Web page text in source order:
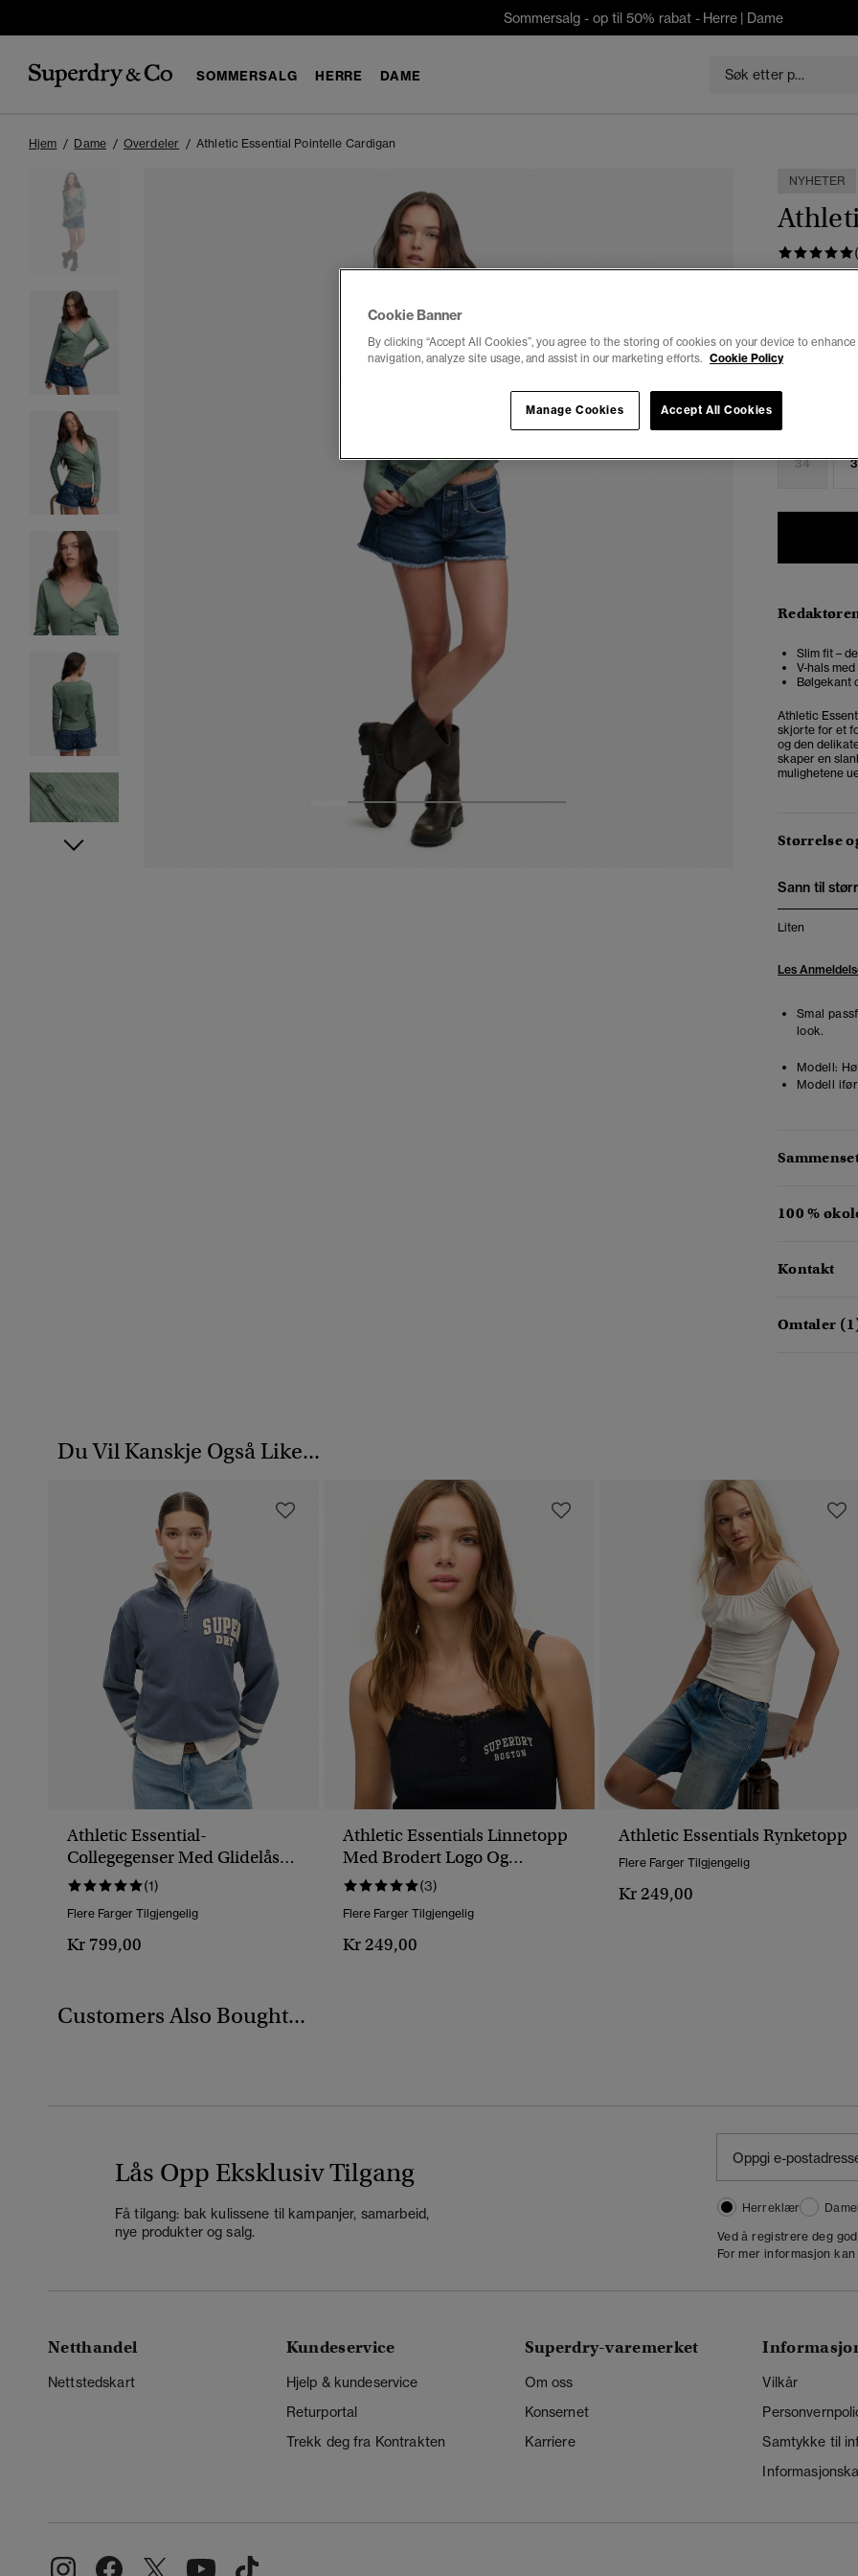
Sommersalg - op til 50% rabat - Herre | Dame
SOMMERSALG HERRE DAME
Hjem Dame Overdeler Athletic Essential Pointelle Cardigan
2 4
NYHETER
34
Slim fit –
V-hals
Bølgekant
Athletic
skjorte for et
og den
skaper en
mulighetene
Størrelse
Sann til
Liten
Les
Smal
look.
Modell:
Modell
100 %
Kontakt
Omtaler
Du Vil Kanskje Også Like...
Athletic Essential-
Collegegenser Med Glidelås
Og Applikasjon
(1)
Flere Farger Tilgjengelig
Kr 799,00
Athletic Essentials Linnetopp
Med Brodert Logo Og
Knapper
(3)
Flere Farger Tilgjengelig
Kr 249,00
Athletic Essentials Rynketopp
Flere Farger Tilgjengelig
Kr 249,00
Customers Also Bought...
Lås Opp Eksklusiv Tilgang
Få tilgang: bak kulissene til kampanjer, samarbeid,
nye produkter og salg.
Herreklær
Ved å registrere deg
For mer informasjon
Netthandel
Nettstedskart
Kundeservice
Hjelp & kundeservice
Returportal
Trekk deg fra Kontrakten
Superdry-varemerket
Om oss
Konsernet
Karriere
Vilkår
Samtykke til
Cookie Banner
By clicking “Accept All Cookies”, you agree to the storing of cookies on your device to
navigation, analyze site usage, and assist in our marketing efforts. Cookie Policy
Accept All Cookies
Manage Cookies